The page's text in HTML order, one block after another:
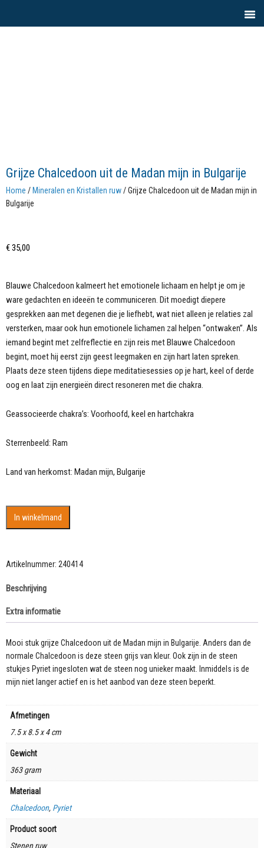
Grijze Chalcedoon uit de Madan mijn in Bulgarije
Home / Mineralen en Kristallen ruw/ Grijze Chalcedoon uit de Madan mijn in
Bulgarije
€35,00
Blauwe Chalcedoon kalmeert het emotionele lichaam en helpt je om je
ware gedachten en ideeën te communiceren. Dit moedigt diepere
gesprekken aan met degenen die je liefhebt, wat niet alleen je relaties zal
versterken, maar ook hun emotionele lichamen zal helpen “ontwaken”. Als
iemand begint met zelfreflectie en zijn reis met Blauwe Chalcedoon
begint, moet hij eerst zijn geest leegmaken en zijn hart laten spreken.
Plaats deze steen tijdens diepe meditatiesessies op je hart, keel of derde
oog en laat zijn energieën direct resoneren met die chakra.
Geassocieerde chakra’s: Voorhoofd, keel en hartchakra
Sterrenbeeld: Ram
Land van herkomst: Madan mijn, Bulgarije
Madan
in
aantal
In winkelmand
Artikelnummer: 240414
Beschrijving
Extra informatie
Mooi stuk grijze Chalcedoon uit de Madan mijn in Bulgarije. Anders dan de
normale Chalcedoon is deze steen grijs van kleur. Ook zijn in de steen
stukjes Pyriet ingesloten wat de steen nog unieker maakt. Inmiddels is de
mijn niet langer actief en is het aanbod van deze steen beperkt.
Afmetingen
7.5 x 8.5 x 4 cm
Gewicht
363 gram
Materiaal
Chalcedoon, Pyriet
Product soort
Stenen ruw